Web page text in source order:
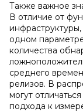
Также важное
В отличие от
одном
количества
среднего
релизов. В
могут
подхода к